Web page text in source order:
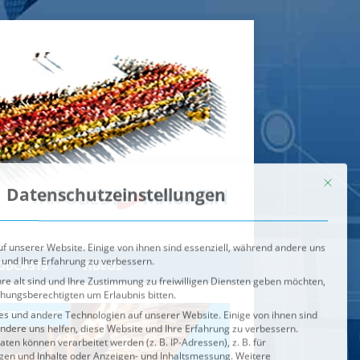
VIDEOS
IM BRENNPUNKT
unserer Website. Einige von ihnen sind essenziell, während andere uns
Ihre Erfahrung zu verbessern.
alt sind und Ihre Zustimmung zu freiwilligen Diensten geben möchten,
um Erlaubnis bitten.
und andere Technologien auf unserer Website. Einige von ihnen sind
können verarbeitet werden (z. B. IP-Adressen), z. B. für
und Inhalte oder Anzeigen- und Inhaltsmessung.
Verwendung Ihrer Daten finden Sie in unsererDatenschutzerklärung.
Service-Gruppen, für die eine Einwilligung erteilt werden
Speichern
Alle akzeptieren